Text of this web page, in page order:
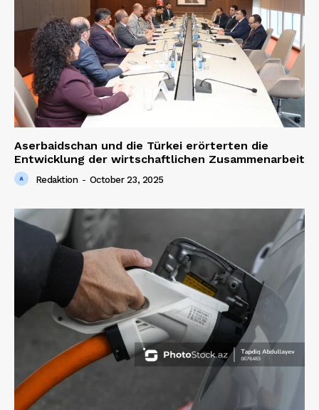
Aserbaidschan und die Türkei erörterten die
Entwicklung der wirtschaftlichen Zusammenarbeit
Redaktion - October 23, 2025